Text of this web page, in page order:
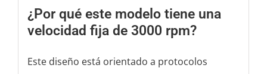
¿Por qué este modelo tiene una
velocidad fija de 3000 rpm?
Este diseño está orientado a protocolos